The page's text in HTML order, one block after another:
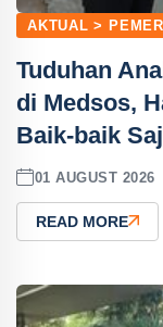
AKTUAL >
Tuduhan
di Medsos,
Baik-baik
01 AUGUST 2026
READ MORE